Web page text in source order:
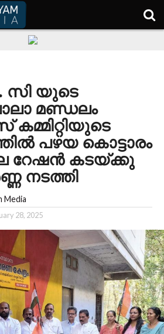
സി യുടെ
മണ്ഡലം
പഴയ കൊട്ടാരം
റേഷൻ കടയ്ക്കു
നടത്തി
Media
28, 2025